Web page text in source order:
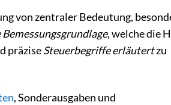
von zentraler Bedeutung,
, welche die
präziseSteuerbegriffe erläutertzu
, Sonderausgaben und